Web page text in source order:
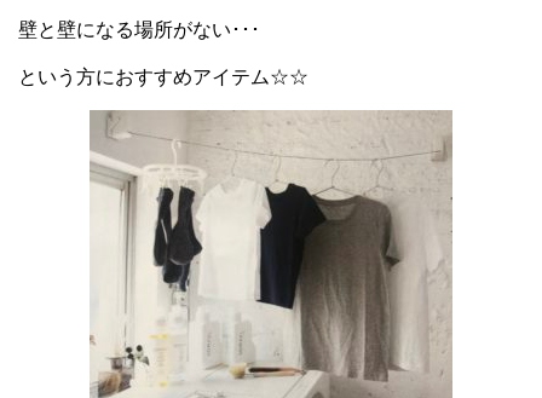
壁と壁になる場所がない･･･
という方におすすめアイテム☆☆